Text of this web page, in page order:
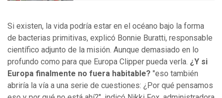
Si existen, la vida podría estar en el océano bajo la forma
de bacterias primitivas, explicó Bonnie Buratti, responsable
científico adjunto de la misión. Aunque demasiado en lo
profundo como para que Europa Clipper pueda verla. ¿Y si
Europa finalmente no fuera habitable? "eso también
abriría la vía a una serie de cuestiones: ¿Por qué pensamos